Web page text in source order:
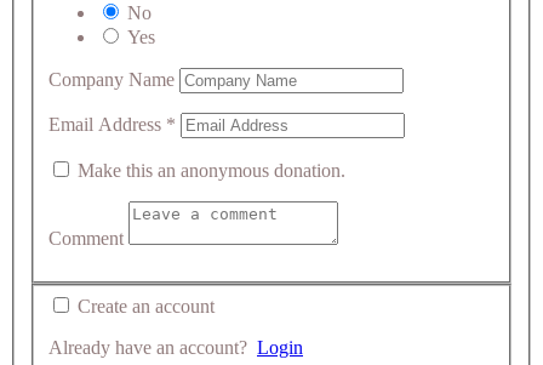
No
Yes
Company Name
Email Address *
Make this an anonymous donation.
Comment
Create an account
Already have an account? Login